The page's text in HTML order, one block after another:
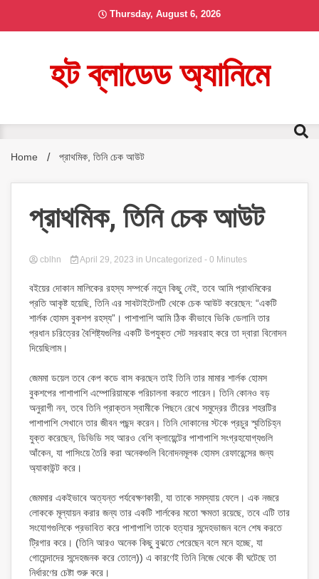
Thursday, August 6, 2026
হট ব্লাডেড অ্যানিমে
Home প্রাথমিক, তিনি চেক আউট
প্রাথমিক, তিনি চেক আউট
cblhn April 29, 2023 in Uncategorized - 0 Minutes
বইয়ের দোকান মালিকের রহস্য সম্পর্কে নতুন কিছু নেই, তবে আমি প্রাথমিকের
প্রতি আকৃষ্ট হয়েছি, তিনি এর সাবটাইটেলটি থেকে চেক আউট করেছেন: “একটি
শার্লক হোমস বুকশপ রহস্য”। পাশাপাশি আমি ঠিক কীভাবে ভিকি ডেলানি তার
প্রধান চরিত্রের বৈশিষ্ট্যগুলির একটি উপযুক্ত সেট সরবরাহ করে তা দ্বারা বিনোদন
দিয়েছিলাম।
জেমমা ডয়েল তবে কেপ কডে বাস করছেন তাই তিনি তার মামার শার্লক হোমস
বুকশপের পাশাপাশি এম্পোরিয়ামকে পরিচালনা করতে পারেন। তিনি কোনও বড়
অনুরাগী নন, তবে তিনি প্রাক্তন স্বামীকে পিছনে রেখে সমুদ্রের তীরের শহরটির
পাশাপাশি সেখানে তার জীবন পছন্দ করেন। তিনি দোকানের স্টকে প্রচুর স্মৃতিচিহ্ন
যুক্ত করেছেন, ডিভিডি সহ আরও বেশি ক্লায়েন্টের পাশাপাশি সংগ্রহযোগ্যগুলি
আঁকেন, যা পাসিংয়ে তৈরি করা অনেকগুলি বিনোদনমূলক হোমস রেফারেন্সের জন্য
অ্যাকাউন্ট করে।
জেমমার একইভাবে অত্যন্ত পর্যবেক্ষণকারী, যা তাকে সমস্যায় ফেলে। এক নজরে
লোককে মূল্যায়ন করার জন্য তার একটি শার্লকের মতো ক্ষমতা রয়েছে, তবে এটি তার
সংযোগগুলিকে প্রভাবিত করে পাশাপাশি তাকে হত্যার সন্দেহভাজন বলে শেষ করতে
ট্রিগার করে। (তিনি আরও অনেক কিছু বুঝতে পেরেছেন বলে মনে হচ্ছে, যা
গোয়েন্দাদের সন্দেহজনক করে তোলে)) এ কারণেই তিনি নিজে থেকে কী ঘটেছে তা
নির্ধারণের চেষ্টা শুরু করে।